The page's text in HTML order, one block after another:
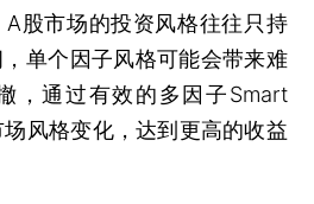
股市场的投资风格往往只持
单个因子风格可能会带来难
，通过有效的多因子Smart
风格变化，达到更高的收益